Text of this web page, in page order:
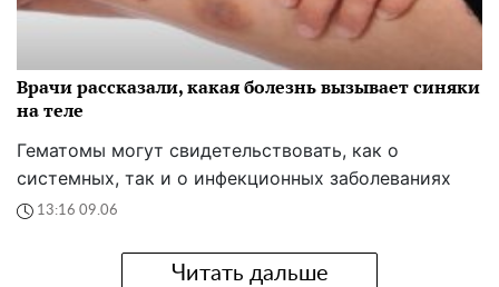
Врачи рассказали, какая болезнь вызывает синяки
на теле
Гематомы могут свидетельствовать, как о
системных, так и о инфекционных заболеваниях
13:16 09.06
Читать дальше